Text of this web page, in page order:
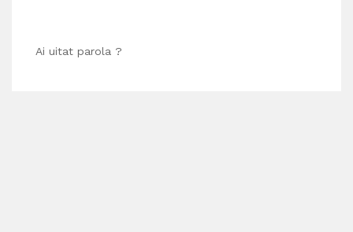
Ai uitat parola ?